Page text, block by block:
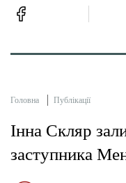
Головна Публікації
Інна Скляр
заступника